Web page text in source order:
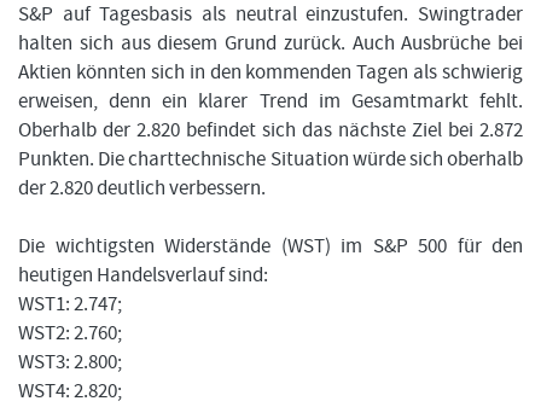
S&P auf Tagesbasis als neutral einzustufen. Swingtrader
halten sich aus diesem Grund zurück. Auch Ausbrüche bei
Aktien könnten sich in den kommenden Tagen als schwierig
erweisen, denn ein klarer Trend im Gesamtmarkt fehlt.
Oberhalb der 2.820 befindet sich das nächste Ziel bei 2.872
Punkten. Die charttechnische Situation würde sich oberhalb
der 2.820 deutlich verbessern.
Die wichtigsten Widerstände (WST) im S&P 500 für den
heutigen Handelsverlauf sind:
WST1: 2.747;
WST2: 2.760;
WST3: 2.800;
WST4: 2.820;